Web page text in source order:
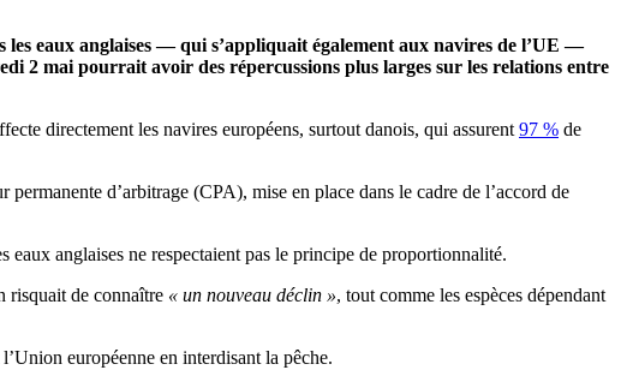
eaux anglaises — qui s’appliquait également aux navires de l’UE —
2 mai pourrait avoir des répercussions plus larges sur les relations entre
directement les navires européens, surtout danois, qui assurent 97 % de
d’arbitrage (CPA), mise en place dans le cadre de l’accord de
eaux anglaises ne respectaient pas le principe de proportionnalité.
risquait de connaître « un nouveau déclin », tout comme les espèces dépendant
européenne en interdisant la pêche.